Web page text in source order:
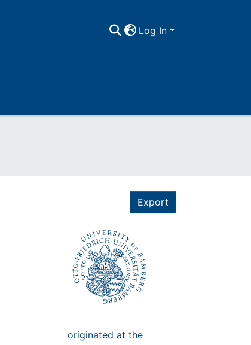
Log In
Export
originated at the